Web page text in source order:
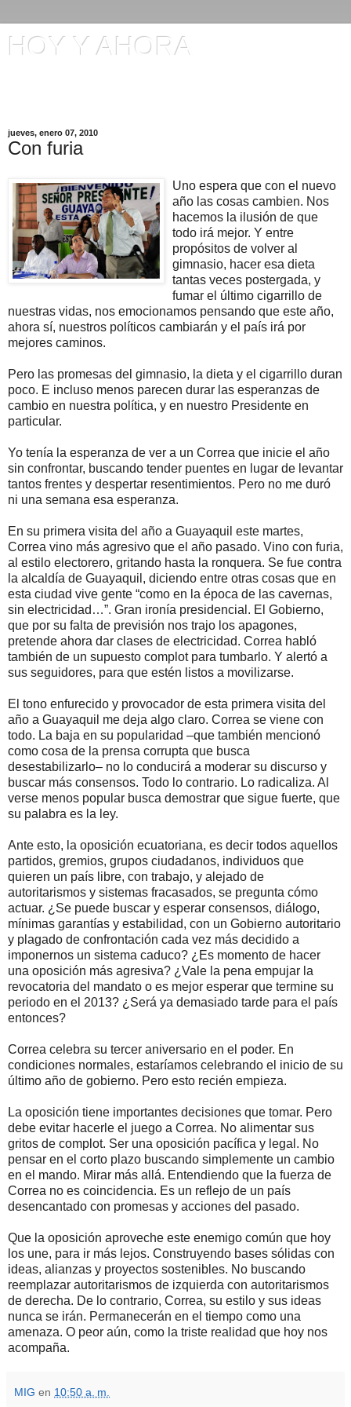
HOY Y AHORA
jueves, enero 07, 2010
Con furia
Uno espera que con el nuevo
año las cosas cambien. Nos
hacemos la ilusión de que
todo irá mejor. Y entre
propósitos de volver al
gimnasio, hacer esa dieta
tantas veces postergada, y
fumar el último cigarrillo de
nuestras vidas, nos emocionamos pensando que este año,
ahora sí, nuestros políticos cambiarán y el país irá por
mejores caminos.
Pero las promesas del gimnasio, la dieta y el cigarrillo duran
poco. E incluso menos parecen durar las esperanzas de
cambio en nuestra política, y en nuestro Presidente en
particular.
Yo tenía la esperanza de ver a un Correa que inicie el año
sin confrontar, buscando tender puentes en lugar de levantar
tantos frentes y despertar resentimientos. Pero no me duró
ni una semana esa esperanza.
En su primera visita del año a Guayaquil este martes,
Correa vino más agresivo que el año pasado. Vino con furia,
al estilo electorero, gritando hasta la ronquera. Se fue contra
la alcaldía de Guayaquil, diciendo entre otras cosas que en
esta ciudad vive gente “como en la época de las cavernas,
sin electricidad…”. Gran ironía presidencial. El Gobierno,
que por su falta de previsión nos trajo los apagones,
pretende ahora dar clases de electricidad. Correa habló
también de un supuesto complot para tumbarlo. Y alertó a
sus seguidores, para que estén listos a movilizarse.
El tono enfurecido y provocador de esta primera visita del
año a Guayaquil me deja algo claro. Correa se viene con
todo. La baja en su popularidad –que también mencionó
como cosa de la prensa corrupta que busca
desestabilizarlo– no lo conducirá a moderar su discurso y
buscar más consensos. Todo lo contrario. Lo radicaliza. Al
verse menos popular busca demostrar que sigue fuerte, que
su palabra es la ley.
Ante esto, la oposición ecuatoriana, es decir todos aquellos
partidos, gremios, grupos ciudadanos, individuos que
quieren un país libre, con trabajo, y alejado de
autoritarismos y sistemas fracasados, se pregunta cómo
actuar. ¿Se puede buscar y esperar consensos, diálogo,
mínimas garantías y estabilidad, con un Gobierno autoritario
y plagado de confrontación cada vez más decidido a
imponernos un sistema caduco? ¿Es momento de hacer
una oposición más agresiva? ¿Vale la pena empujar la
revocatoria del mandato o es mejor esperar que termine su
periodo en el 2013? ¿Será ya demasiado tarde para el país
entonces?
Correa celebra su tercer aniversario en el poder. En
condiciones normales, estaríamos celebrando el inicio de su
último año de gobierno. Pero esto recién empieza.
La oposición tiene importantes decisiones que tomar. Pero
debe evitar hacerle el juego a Correa. No alimentar sus
gritos de complot. Ser una oposición pacífica y legal. No
pensar en el corto plazo buscando simplemente un cambio
en el mando. Mirar más allá. Entendiendo que la fuerza de
Correa no es coincidencia. Es un reflejo de un país
desencantado con promesas y acciones del pasado.
Que la oposición aproveche este enemigo común que hoy
los une, para ir más lejos. Construyendo bases sólidas con
ideas, alianzas y proyectos sostenibles. No buscando
reemplazar autoritarismos de izquierda con autoritarismos
de derecha. De lo contrario, Correa, su estilo y sus ideas
nunca se irán. Permanecerán en el tiempo como una
amenaza. O peor aún, como la triste realidad que hoy nos
acompaña.
MIG en 10:50 a. m.